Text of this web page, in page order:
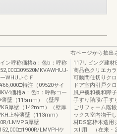
ン呼称価格a：色b：呼称
WHUJ-ＣＦ
特注（09520サイ
価格a：色b：呼称コー
薄壁（115mm）（壁厚
厚壁（142mm）（壁厚
上枠薄壁（113mm）
LMVPG厚壁
LMVPHケ
右ページから抽出
117リビング建
商品色クリエカ
可動間仕切りク
ドア室内引戸ク
風戸襖和襖和障
手すり階段/手す
ごリフォーム階
ックス室内物干
材DS窓枠木造用
スⅡ用 （在来・